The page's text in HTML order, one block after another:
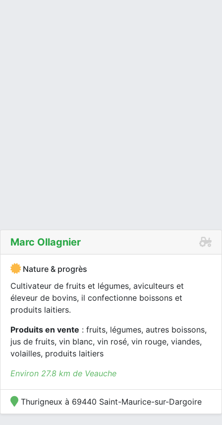
Marc Ollagnier
Nature & progrès
Cultivateur de fruits et légumes, aviculteurs et
éleveur de bovins, il confectionne boissons et
produits laitiers.
Produits en vente : fruits, légumes, autres boissons,
jus de fruits, vin blanc, vin rosé, vin rouge, viandes,
volailles, produits laitiers
Environ 27.8 km de Veauche
Thurigneux à 69440 Saint-Maurice-sur-Dargoire